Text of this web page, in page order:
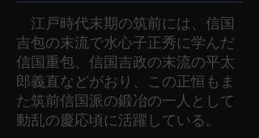
江戸時代末期の筑前には、信国
吉包の末流で水心子正秀に学んだ
信国重包、信国吉政の末流の平太
郎義直などがおり、この正恒もま
た筑前信国派の鍛冶の一人として
動乱の慶応頃に活躍している。